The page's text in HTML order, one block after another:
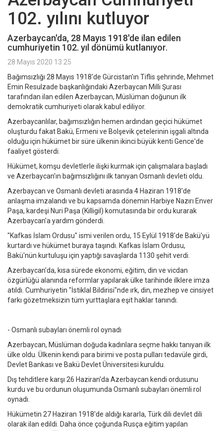
102. yılını kutluyor
Azerbaycan'da, 28 Mayıs 1918'de ilan edilen
cumhuriyetin 102. yıl dönümü kutlanıyor.
28 Mayıs 2020 13:25
Bağımsızlığı 28 Mayıs 1918'de Gürcistan'ın Tiflis şehrinde, Mehmet
Emin Resulzade başkanlığındaki Azerbaycan Milli Şurası
tarafından ilan edilen Azerbaycan, Müslüman doğunun ilk
demokratik cumhuriyeti olarak kabul ediliyor.
Azerbaycanlılar, bağımsızlığın hemen ardından geçici hükümet
oluşturdu fakat Bakü, Ermeni ve Bolşevik çetelerinin işgali altında
olduğu için hükümet bir süre ülkenin ikinci büyük kenti Gence'de
faaliyet gösterdi.
Hükümet, komşu devletlerle ilişki kurmak için çalışmalara başladı
ve Azerbaycan'ın bağımsızlığını ilk tanıyan Osmanlı devleti oldu.
Azerbaycan ve Osmanlı devleti arasında 4 Haziran 1918'de
anlaşma imzalandı ve bu kapsamda dönemin Harbiye Nazırı Enver
Paşa, kardeşi Nuri Paşa (Killigil) komutasında bir ordu kurarak
Azerbaycan'a yardım gönderdi.
"Kafkas İslam Ordusu" ismi verilen ordu, 15 Eylül 1918'de Bakü'yü
kurtardı ve hükümet buraya taşındı. Kafkas İslam Ordusu,
Bakü'nün kurtuluşu için yaptığı savaşlarda 1130 şehit verdi.
Azerbaycan'da, kısa sürede ekonomi, eğitim, din ve vicdan
özgürlüğü alanında reformlar yapılarak ülke tarihinde ilklere imza
atıldı. Cumhuriyetin "İstiklal Bildirisi"nde ırk, din, mezhep ve cinsiyet
farkı gözetmeksizin tüm yurttaşlara eşit haklar tanındı.
- Osmanlı subayları önemli rol oynadı
Azerbaycan, Müslüman doğuda kadınlara seçme hakkı tanıyan ilk
ülke oldu. Ülkenin kendi para birimi ve posta pulları tedavüle girdi,
Devlet Bankası ve Bakü Devlet Üniversitesi kuruldu.
Dış tehditlere karşı 26 Haziran'da Azerbaycan kendi ordusunu
kurdu ve bu ordunun oluşumunda Osmanlı subayları önemli rol
oynadı.
Hükümetin 27 Haziran 1918'de aldığı kararla, Türk dili devlet dili
olarak ilan edildi. Daha önce çoğunda Rusça eğitim yapılan